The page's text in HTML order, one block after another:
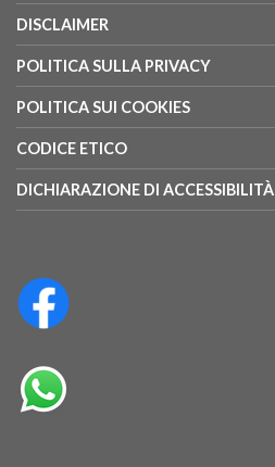
DISCLAIMER
POLITICA SULLA PRIVACY
POLITICA SUI COOKIES
CODICE ETICO
DICHIARAZIONE DI ACCESSIBILITÀ